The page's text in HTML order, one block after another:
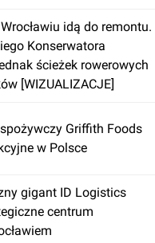
idą do remontu.
Konserwatora
ścieżek rowerowych
[WIZUALIZACJE]
Griffith Foods
w Polsce
gigant ID Logistics
centrum